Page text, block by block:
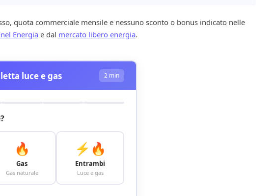
quota commerciale mensile e nessuno sconto o bonus indicato nelle
Energiae dal mercato libero energia.
luce e gas 2 min
🔥
Gas
Gas naturale
⚡🔥
Entrambi
Luce e gas